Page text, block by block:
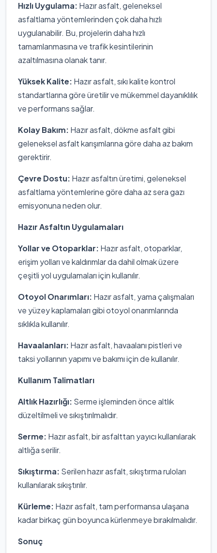
Hızlı Uygulama: Hazır asfalt, geleneksel
asfaltlama yöntemlerinden çok daha hızlı
uygulanabilir. Bu, projelerin daha hızlı
tamamlanmasına ve trafik kesintilerinin
azaltılmasına olanak tanır.
Yüksek Kalite: Hazır asfalt, sıkı kalite kontrol
standartlarına göre üretilir ve mükemmel dayanıklılık
ve performans sağlar.
Kolay Bakım: Hazır asfalt, dökme asfalt gibi
geleneksel asfalt karışımlarına göre daha az bakım
gerektirir.
Çevre Dostu: Hazır asfaltın üretimi, geleneksel
asfaltlama yöntemlerine göre daha az sera gazı
emisyonuna neden olur.
Hazır Asfaltın Uygulamaları
Yollar ve Otoparklar: Hazır asfalt, otoparklar,
erişim yolları ve kaldırımlar da dahil olmak üzere
çeşitli yol uygulamaları için kullanılır.
Otoyol Onarımları: Hazır asfalt, yama çalışmaları
ve yüzey kaplamaları gibi otoyol onarımlarında
sıklıkla kullanılır.
Havaalanları: Hazır asfalt, havaalanı pistleri ve
taksi yollarının yapımı ve bakımı için de kullanılır.
Kullanım Talimatları
Altlık Hazırlığı: Serme işleminden önce altlık
düzeltilmeli ve sıkıştırılmalıdır.
Serme: Hazır asfalt, bir asfalttan yayıcı kullanılarak
altlığa serilir.
Sıkıştırma: Serilen hazır asfalt, sıkıştırma ruloları
kullanılarak sıkıştırılır.
Kürleme: Hazır asfalt, tam performansa ulaşana
kadar birkaç gün boyunca kürlenmeye bırakılmalıdır.
Sonuç